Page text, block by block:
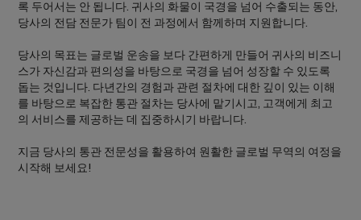
록 두어서는 안 됩니다. 귀사의 화물이 국경을 넘어 수출되는 동안,
당사의 전담 전문가 팀이 전 과정에서 함께하며 지원합니다.
당사의 목표는 글로벌 운송을 보다 간편하게 만들어 귀사의 비즈니
스가 자신감과 편의성을 바탕으로 국경을 넘어 성장할 수 있도록
돕는 것입니다. 다년간의 경험과 관련 절차에 대한 깊이 있는 이해
를 바탕으로 복잡한 통관 절차는 당사에 맡기시고, 고객에게 최고
의 서비스를 제공하는 데 집중하시기 바랍니다.
지금 당사의 통관 전문성을 활용하여 원활한 글로벌 무역의 여정을
시작해 보세요!